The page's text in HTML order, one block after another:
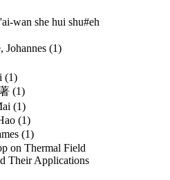
wan she hui shu#eh
Johannes (1)
(1)
(1)
(1)
(1)
(1)
on Thermal Field
Their Applications